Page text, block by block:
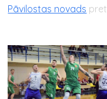
Pāvilostas novads pret